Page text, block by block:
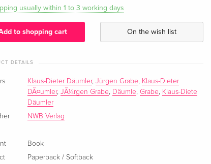
usually within 1 to 3 working days
to shopping cart On the wish list
DETAILS
Klaus-Dieter Däumler,Jürgen Grabe, Klaus-Dieter
DÃ¤umler,JÃ¼rgen Grabe, Däumle,Grabe, Klaus-Diete
Däumler
NWB Verlag
Book
Paperback / Softback